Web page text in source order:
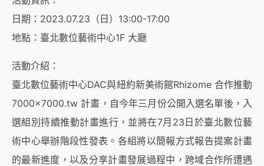
日期：2023.07.23（日）13:00-17:00
地點：臺北數位藝術中心1F 大廳
活動介紹：
臺北數位藝術中心DAC與紐約新美術館Rhizome 合作推動
7000×7000.tw 計畫，自今年三月份公開入選名單後，入
選組別持續推動計畫進行，並將在7月23日於臺北數位藝
術中心舉辦階段性發表。各組將以簡報方式報告提案計畫
的最新進度，以及分享計畫發展過程中，跨域合作所遭遇